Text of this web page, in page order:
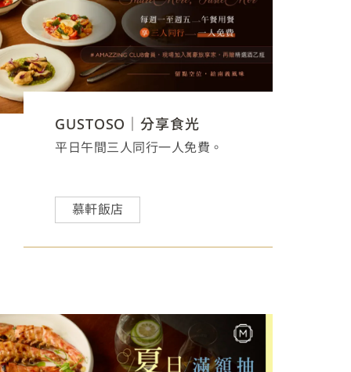
GUSTOSO｜分享食光
平日午間三人同行一人免費。
慕軒飯店